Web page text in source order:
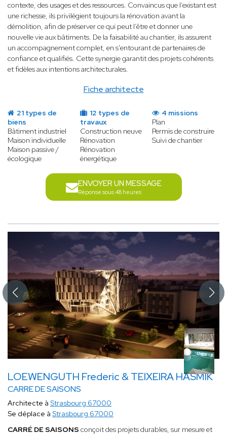
Fiche architecte
contexte, des usages et des ressources. Convaincus que l’existant est
une richesse, ils privilégient toujours la rénovation avant la
démolition, afin de préserver ce qui peut l’être et donner une
nouvelle vie aux bâtiments. De la faisabilité au chantier, ils assurent
un accompagnement complet, en s'entourant de partenaires de
confiance et qualifiés. Cette synergie garantit des projets cohérents
et fidèles aux intentions architecturales.
21 types de
biens
Bâtiment industriel
Maison individuelle
Maison passive /
écologique
12 types de
travaux
Construction neuve
Rénovation
Rénovation
énergétique
4 missions
Plan
Permis de construire
Suivi de chantier
ENVOYER UN MESSAGE
Réponse sous 48 heures
LOEWENGUTH Frederic & TEIXEIRA HASMIK
CARRE DE SAISONS
Architecte à Strasbourg 67000
Se déplace à Strasbourg 67000
CARRÉ DE SAISONS conçoit des projets durables, sur mesure et